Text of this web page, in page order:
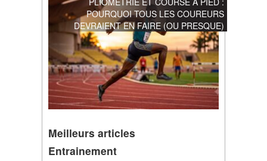
POURQUOI TOUS LES COUREURS
DEVRAIENT EN FAIRE (OU PRESQUE)
Meilleurs articles
Entrainement